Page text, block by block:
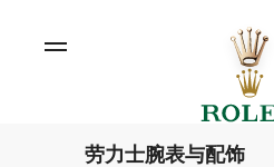
劳力士腕表与配饰